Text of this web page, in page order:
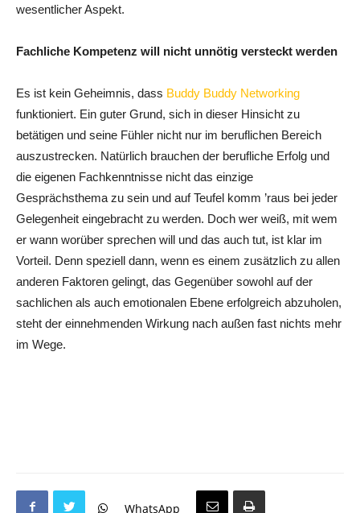
wesentlicher Aspekt.
Fachliche Kompetenz will nicht unnötig versteckt werden
Es ist kein Geheimnis, dass Buddy Buddy Networking
funktioniert. Ein guter Grund, sich in dieser Hinsicht zu
betätigen und seine Fühler nicht nur im beruflichen Bereich
auszustrecken. Natürlich brauchen der berufliche Erfolg und
die eigenen Fachkenntnisse nicht das einzige
Gesprächsthema zu sein und auf Teufel komm ’raus bei jeder
Gelegenheit eingebracht zu werden. Doch wer weiß, mit wem
er wann worüber sprechen will und das auch tut, ist klar im
Vorteil. Denn speziell dann, wenn es einem zusätzlich zu allen
anderen Faktoren gelingt, das Gegenüber sowohl auf der
sachlichen als auch emotionalen Ebene erfolgreich abzuholen,
steht der einnehmenden Wirkung nach außen fast nichts mehr
im Wege.
WhatsApp